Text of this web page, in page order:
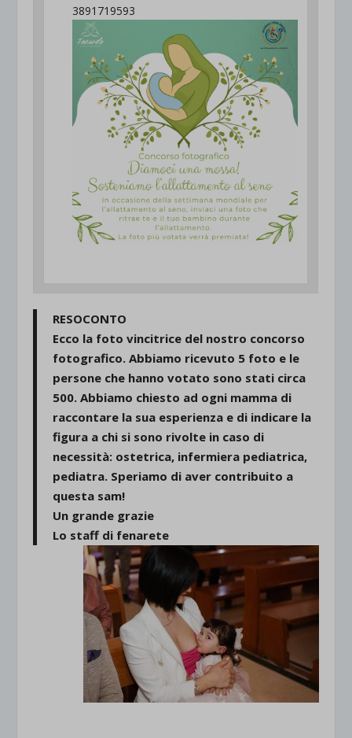
3891719593
RESOCONTO
Ecco la foto vincitrice del nostro concorso
fotografico. Abbiamo ricevuto 5 foto e le
persone che hanno votato sono stati circa
500. Abbiamo chiesto ad ogni mamma di
raccontare la sua esperienza e di indicare la
figura a chi si sono rivolte in caso di
necessità: ostetrica, infermiera pediatrica,
pediatra. Speriamo di aver contribuito a
questa sam!
Un grande grazie
Lo staff di fenarete